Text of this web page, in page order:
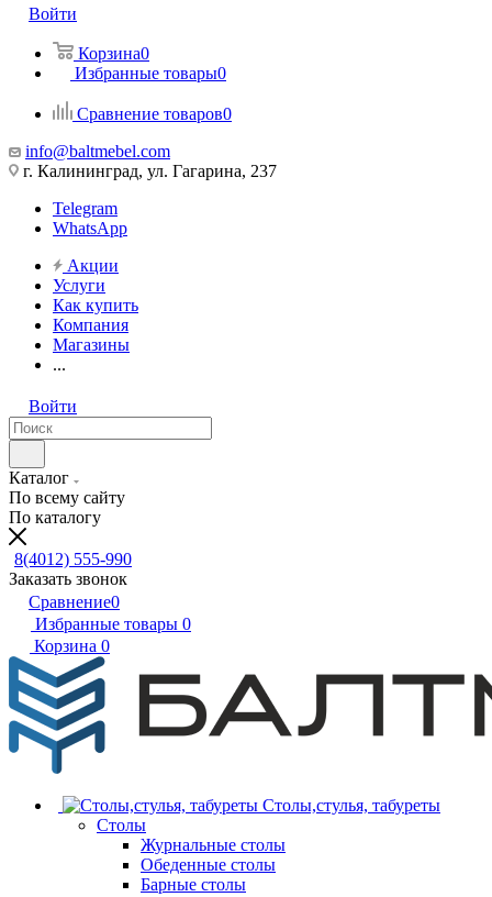
Войти
Корзина0
Избранные товары0
Сравнение товаров0
info@baltmebel.com
г. Калининград, ул. Гагарина, 237
Telegram
WhatsApp
Акции
Услуги
Как купить
Компания
Магазины
...
Войти
Каталог
По всему сайту
По каталогу
8(4012) 555-990
Заказать звонок
Сравнение0
Избранные товары 0
Корзина 0
Столы,стулья, табуреты
Столы
Журнальные столы
Обеденные столы
Барные столы